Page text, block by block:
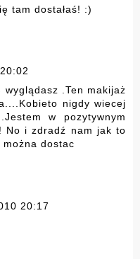
tam dostałaś! :)
.Ten makijaż
nigdy wiecej
w pozytywnym
No i zdradź nam jak to
dostac
20:17